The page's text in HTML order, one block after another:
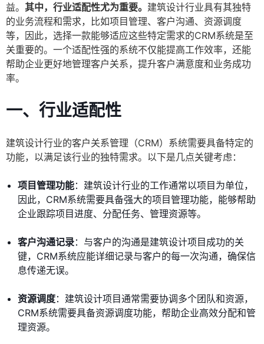
益。 其中，行业适配性尤为重要。 建筑设计行业具有其独特
的业务流程和需求，比如项目管理、客户沟通、资源调度
等，因此，选择一款能够适应这些特定需求的CRM系统是至
关重要的。一个适配性强的系统不仅能提高工作效率，还能
帮助企业更好地管理客户关系，提升客户满意度和业务成功
率。
一、行业适配性
建筑设计行业的客户关系管理（CRM）系统需要具备特定的
功能，以满足该行业的独特需求。以下是几点关键考虑：
项目管理功能：建筑设计行业的工作通常以项目为单位，
因此，CRM系统需要具备强大的项目管理功能，能够帮助
企业跟踪项目进度、分配任务、管理资源等。
客户沟通记录：与客户的沟通是建筑设计项目成功的关
键，CRM系统应能详细记录与客户的每一次沟通，确保信
息传递无误。
资源调度：建筑设计项目通常需要协调多个团队和资源，
CRM系统需要具备资源调度功能，帮助企业高效分配和管
理资源。